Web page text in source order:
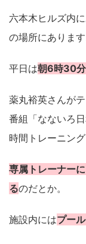
六本木ヒルズ内に
の場所にあります
平日は朝6時30
薬丸裕英さんが
番組「なないろ
時間トレーニン
専属トレーナー
るのだとか。
施設内にはプー